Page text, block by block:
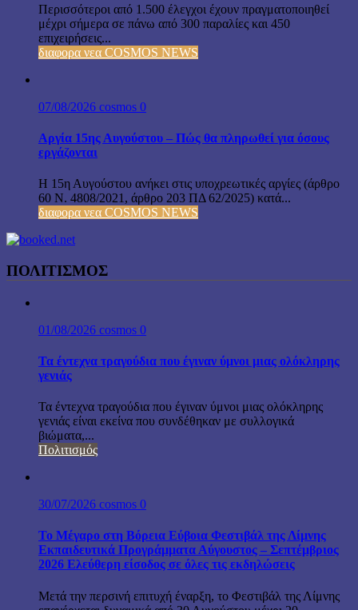
Περισσότεροι από 1.500 έλεγχοι έχουν πραγματοποιηθεί
μέχρι σήμερα σε πάνω από 300 παραλίες και 450
επιχειρήσεις...
διαφορα νεα COSMOS NEWS
07/08/2026 cosmos 0
Αργία 15ης Αυγούστου – Πώς θα πληρωθεί για όσους
εργάζονται
Η 15η Αυγούστου ανήκει στις υποχρεωτικές αργίες (άρθρο
60 Ν. 4808/2021, άρθρο 203 ΠΔ 62/2025) κατά...
διαφορα νεα COSMOS NEWS
ΠΟΛΙΤΙΣΜΟΣ
01/08/2026 cosmos 0
Τα έντεχνα τραγούδια που έγιναν ύμνοι μιας ολόκληρης
γενιάς
Τα έντεχνα τραγούδια που έγιναν ύμνοι μιας ολόκληρης
γενιάς είναι εκείνα που συνδέθηκαν με συλλογικά
βιώματα,...
Πολιτισμός
30/07/2026 cosmos 0
Το Μέγαρο στη Βόρεια Εύβοια Φεστιβάλ της Λίμνης
Εκπαιδευτικά Προγράμματα Αύγουστος – Σεπτέμβριος
2026 Ελεύθερη είσοδος σε όλες τις εκδηλώσεις
Μετά την περσινή επιτυχή έναρξη, το Φεστιβάλ της Λίμνης